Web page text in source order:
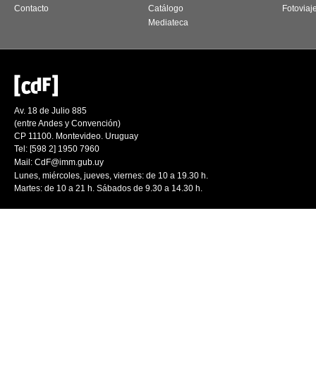
Contacto
Catálogo
Mediateca
Av. 18 de Julio 885
(entre Andes y Convención)
CP 11100. Montevideo. Uruguay
Tel: [598 2] 1950 7960
Mail: CdF@imm.gub.uy
Lunes, miércoles, jueves, viernes: de 10 a 19.30 h.
Martes: de 10 a 21 h. Sábados de 9.30 a 14.30 h.